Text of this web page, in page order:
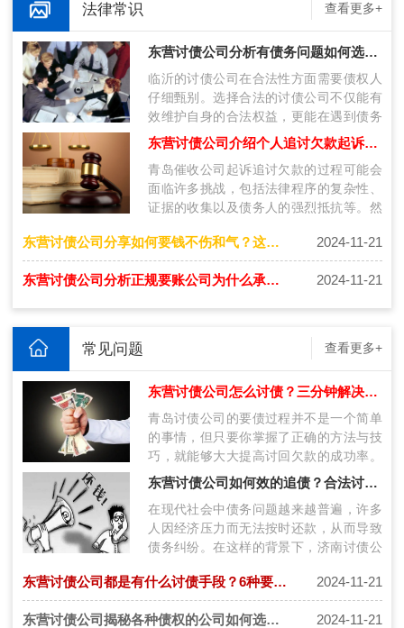
法律常识 查看更多+
东营讨债公司分析有债务问题如何选择合法的催收公司！
临沂的讨债公司在合法性方面需要债权人
仔细甄别。选择合法的讨债公司不仅能有
效维护自身的合法权益，更能在遇到债务
问题时，获得专业、合法的服务。无论是
通…
东营讨债公司介绍个人追讨欠款起诉流程是什么？
青岛催收公司起诉追讨欠款的过程可能会
面临许多挑战，包括法律程序的复杂性、
证据的收集以及债务人的强烈抵抗等。然
债…
东营讨债公司分享如何要钱不伤和气？这几种方法更好！ 2024-11-21
东营讨债公司分析正规要账公司为什么承诺不成功不收费！ 2024-11-21
常见问题 查看更多+
东营讨债公司怎么讨债？三分钟解决要账问题的技巧
青岛讨债公司的要债过程并不是一个简单
的事情，但只要你掌握了正确的方法与技
巧，就能够大大提高讨回欠款的成功率。
通过理清债务情况、加强沟通、制定还款
计…
东营讨债公司如何效的追债？合法讨债三步走！
在现代社会中债务问题越来越普遍，许多
人因经济压力而无法按时还款，从而导致
债务纠纷。在这样的背景下，济南讨债公
讨…
东营讨债公司都是有什么讨债手段？6种要债讨债秘籍要知道！ 2024-11-21
东营讨债公司揭秘各种债权的公司如何选择更安全？ 2024-11-21